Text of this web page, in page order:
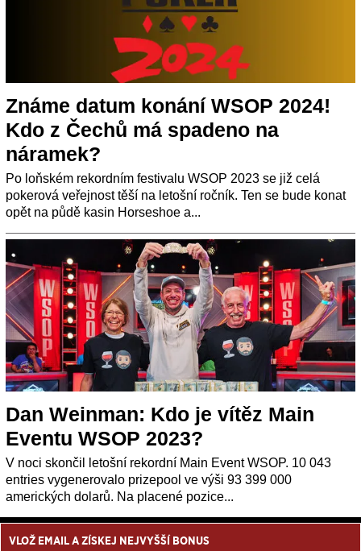
Známe datum konání WSOP 2024!
Kdo z Čechů má spadeno na
náramek?
Po loňském rekordním festivalu WSOP 2023 se již celá
pokerová veřejnost těší na letošní ročník. Ten se bude konat
opět na půdě kasin Horseshoe a...
Dan Weinman: Kdo je vítěz Main
Eventu WSOP 2023?
V noci skončil letošní rekordní Main Event WSOP. 10 043
entries vygenerovalo prizepool ve výši 93 399 000
amerických dolarů. Na placené pozice...
VLOŽ EMAIL A ZÍSKEJ NEJVYŠŠÍ BONUS